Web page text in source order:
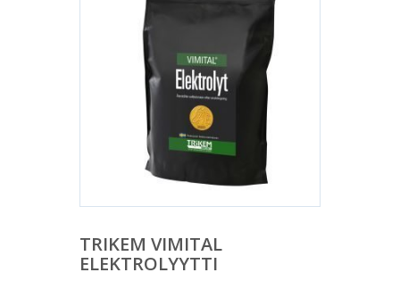
TRIKEM VIMITAL
ELEKTROLYYTTI